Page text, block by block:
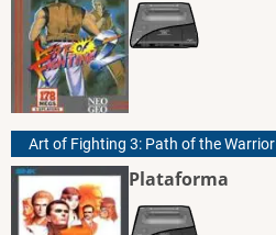
Art of Fighting 3: Path of the Warrior
Plataforma